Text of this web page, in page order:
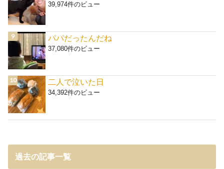
39,974件のビュー
パパだったんだね
37,080件のビュー
二人で泣いた日
34,392件のビュー
過去の記事一覧